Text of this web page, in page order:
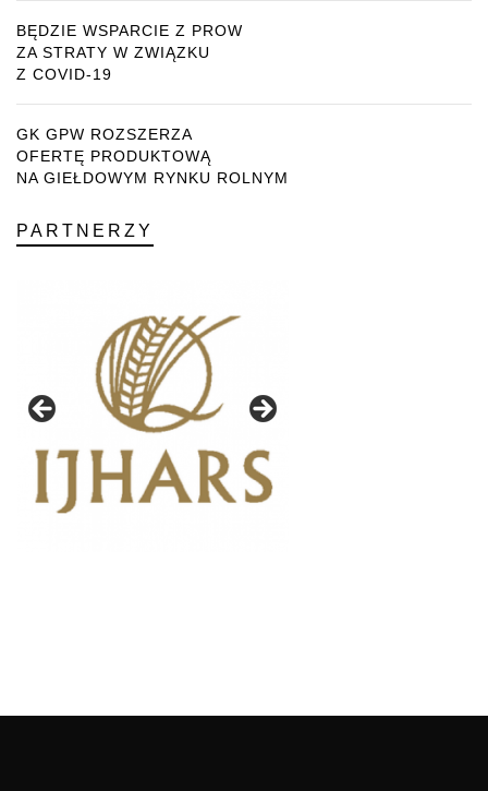
BĘDZIE WSPARCIE Z PROW
ZA STRATY W ZWIĄZKU
Z COVID-19
GK GPW ROZSZERZA
OFERTĘ PRODUKTOWĄ
NA GIEŁDOWYM RYNKU ROLNYM
PARTNERZY